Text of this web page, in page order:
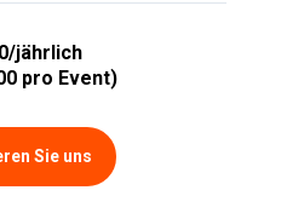
jährlich
pro Event)
Sie uns